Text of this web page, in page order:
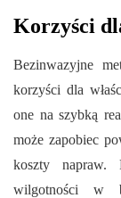
Korzyści
Bezinwazyjne
korzyści dla
one na szybką
może zapobiec
koszty napraw.
wilgotności w